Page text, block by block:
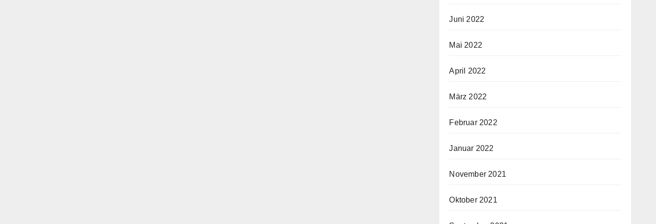
Juni 2022
Mai 2022
April 2022
März 2022
Februar 2022
Januar 2022
November 2021
Oktober 2021